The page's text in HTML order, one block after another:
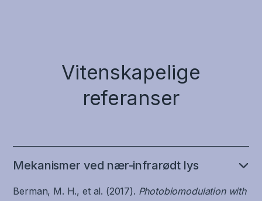
Vitenskapelige
referanser
Mekanismer ved nær-infrarødt lys
Berman, M. H., et al. (2017). Photobiomodulation with